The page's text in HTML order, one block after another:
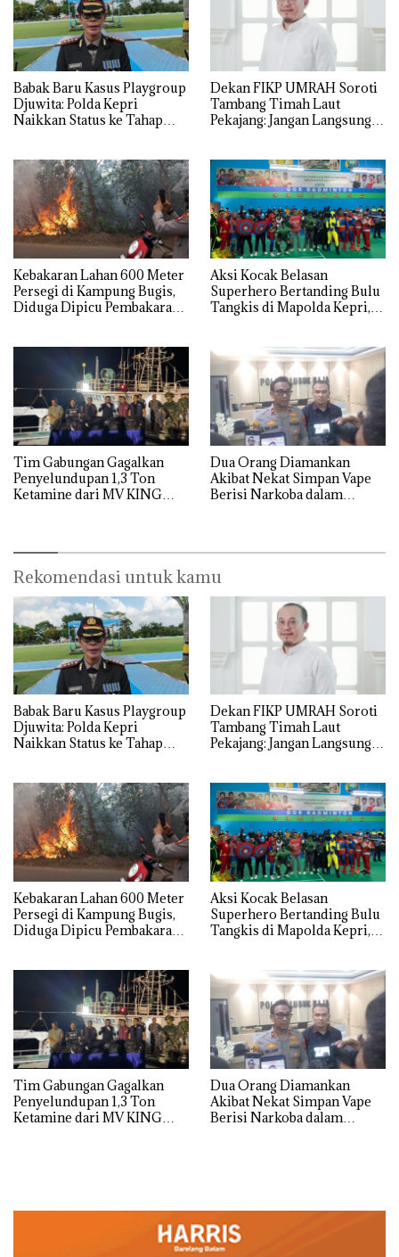
Babak Baru Kasus Playgroup
Djuwita: Polda Kepri
Naikkan Status ke Tahap
Dekan FIKP UMRAH Soroti
Tambang Timah Laut
Pekajang: Jangan Langsung
Lingkungannya
Kebakaran Lahan 600 Meter
Persegi di Kampung Bugis,
Diduga Dipicu Pembakaran
Aksi Kocak Belasan
Superhero Bertanding Bulu
Tangkis di Mapolda Kepri,
Tim Gabungan Gagalkan
Penyelundupan 1,3 Ton
Ketamine dari MV KING
Dua Orang Diamankan
Akibat Nekat Simpan Vape
Berisi Narkoba dalam
Rekomendasi untuk kamu
Babak Baru Kasus Playgroup
Djuwita: Polda Kepri
Naikkan Status ke Tahap
Dekan FIKP UMRAH Soroti
Tambang Timah Laut
Pekajang: Jangan Langsung
Lingkungannya
Kebakaran Lahan 600 Meter
Persegi di Kampung Bugis,
Diduga Dipicu Pembakaran
Aksi Kocak Belasan
Superhero Bertanding Bulu
Tangkis di Mapolda Kepri,
Tim Gabungan Gagalkan
Penyelundupan 1,3 Ton
Ketamine dari MV KING
Dua Orang Diamankan
Akibat Nekat Simpan Vape
Berisi Narkoba dalam